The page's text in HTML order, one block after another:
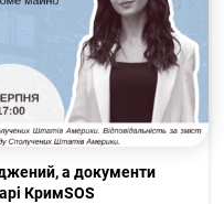
а документи
КримSOS